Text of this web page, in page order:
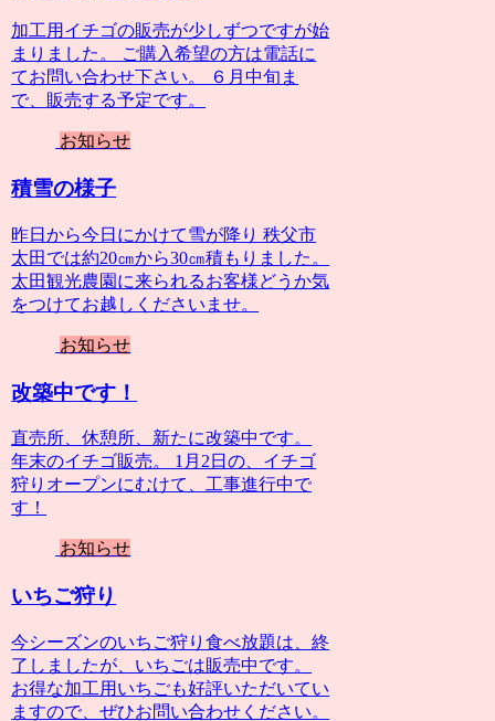
加工用イチゴの販売が少しずつですが始
まりました。 ご購入希望の方は電話に
てお問い合わせ下さい。 ６月中旬ま
で、販売する予定です。
お知らせ
積雪の様子
昨日から今日にかけて雪が降り 秩父市
太田では約20㎝から30㎝積もりました。
太田観光農園に来られるお客様どうか気
をつけてお越しくださいませ。
お知らせ
改築中です！
直売所、休憩所、新たに改築中です。
年末のイチゴ販売。 1月2日の、イチゴ
狩りオープンにむけて、工事進行中で
す！
お知らせ
いちご狩り
今シーズンのいちご狩り食べ放題は、終
了しましたが、いちごは販売中です。
お得な加工用いちごも好評いただいてい
ますので、ぜひお問い合わせください。